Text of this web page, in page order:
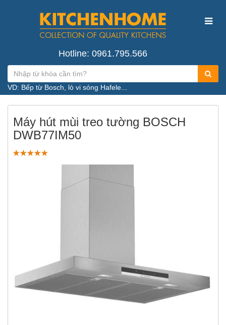
Hotline: 0961.795.566
VD: Bếp từ Bosch, lò vi sóng Hafele...
Máy hút mùi treo tường BOSCH
DWB77IM50